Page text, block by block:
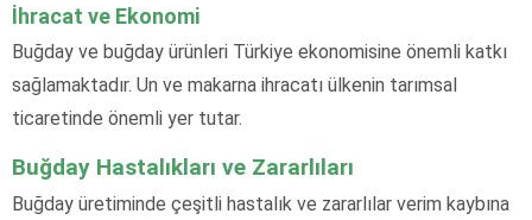
İhracat ve Ekonomi
Buğday ve buğday ürünleri Türkiye ekonomisine önemli katkı
sağlamaktadır. Un ve makarna ihracatı ülkenin tarımsal
ticaretinde önemli yer tutar.
Buğday Hastalıkları ve Zararlıları
Buğday üretiminde çeşitli hastalık ve zararlılar verim kaybına